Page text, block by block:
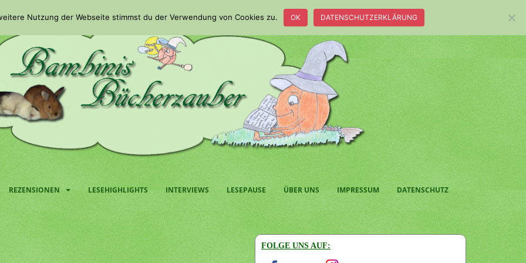
REZENSIONEN LESEHIGHLIGHTS INTERVIEWS LESEPAUSE ÜBER UNS IMPRESSUM DATENSCHUTZ
FOLGE UNS AUF:
Nutzung der Webseite stimmst du der Verwendung von Cookies zu. OK DATENSCHUTZERKLÄRUNG